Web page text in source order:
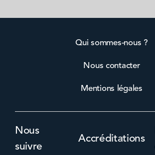
Qui sommes-nous ?
Nous contacter
Mentions légales
Nous
suivre
Accréditations